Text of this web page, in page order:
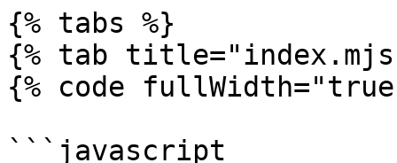
{% tabs %}
{% tab
{% code
```javascript